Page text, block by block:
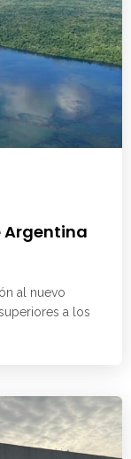
Argentina
al nuevo
a los